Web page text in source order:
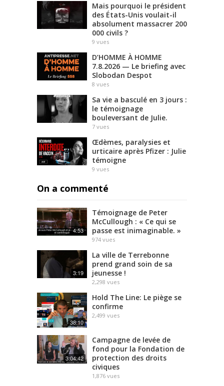
Mais pourquoi le président
des États-Unis voulait-il
absolument massacrer 200
000 civils ?
9 vues
D’HOMME À HOMME
7.8.2026 — Le briefing avec
Slobodan Despot
8 vues
Sa vie a basculé en 3 jours :
le témoignage
bouleversant de Julie.
7 vues
Œdèmes, paralysies et
urticaire après Pfizer : Julie
témoigne
9 vues
On a commenté
4:53
Témoignage de Peter
McCullough : « Ce qui se
passe est inimaginable. »
974 vues
3:19
La ville de Terrebonne
prend grand soin de sa
jeunesse !
2,298 vues
38:10
Hold The Line: Le piège se
confirme
2,499 vues
3:04:42
Campagne de levée de
fond pour la Fondation de
protection des droits
civiques
1,876 vues